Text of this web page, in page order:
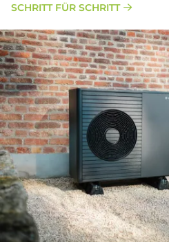
SCHRITT FÜR SCHRITT